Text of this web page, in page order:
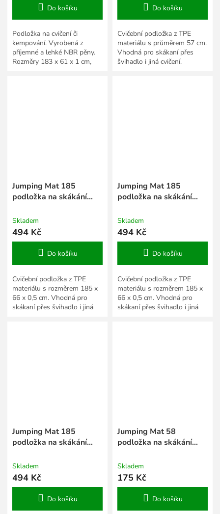
Do košíku
Podložka na cvičení či
kempování. Vyrobená z
příjemné a lehké NBR pěny.
Rozměry 183 x 61 x 1 cm,
Do košíku
Cvičební podložka z TPE
materiálu s průměrem 57 cm.
Vhodná pro skákaní přes
švihadlo i jiná cvičení.
Jumping Mat 185
podložka na skákání
Skladem
494 Kč
Do košíku
Cvičební podložka z TPE
materiálu s rozměrem 185 x
66 x 0,5 cm. Vhodná pro
skákaní přes švihadlo i jiná
Jumping Mat 185
podložka na skákání
Skladem
494 Kč
Do košíku
Cvičební podložka z TPE
materiálu s rozměrem 185 x
66 x 0,5 cm. Vhodná pro
skákaní přes švihadlo i jiná
Jumping Mat 185
podložka na skákání
Skladem
494 Kč
Do košíku
Jumping Mat 58
podložka na skákání
Skladem
175 Kč
Do košíku